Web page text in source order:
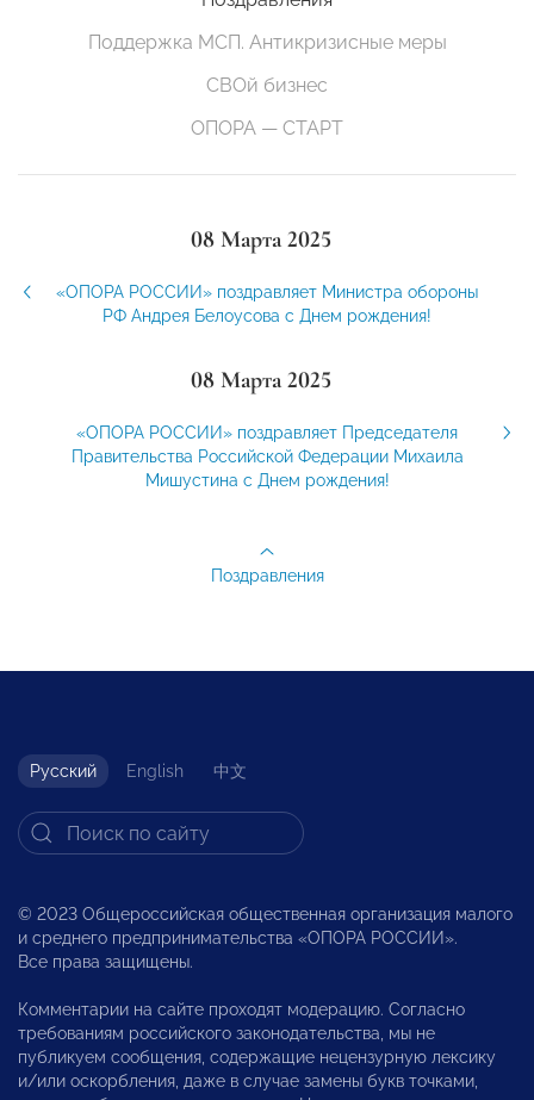
Поддержка МСП. Антикризисные меры
СВОй бизнес
ОПОРА — СТАРТ
08 Марта 2025
«ОПОРА РОССИИ» поздравляет Министра обороны
РФ Андрея Белоусова с Днем рождения!
08 Марта 2025
«ОПОРА РОССИИ» поздравляет Председателя
Правительства Российской Федерации Михаила
Мишустина с Днем рождения!
Поздравления
Русский English 中文
© 2023 Общероссийская общественная организация малого
и среднего предпринимательства «ОПОРА РОССИИ».
Все права защищены.
Комментарии на сайте проходят модерацию. Согласно
требованиям российского законодательства, мы не
публикуем сообщения, содержащие нецензурную лексику
и/или оскорбления, даже в случае замены букв точками,